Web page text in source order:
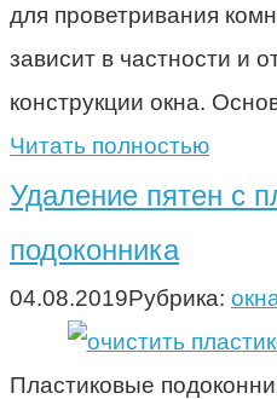
для проветривания
зависит в частности и
конструкции окна.
Читать полностью
Удаление пятен с
подоконника
04.08.2019Рубрика:
Пластиковые